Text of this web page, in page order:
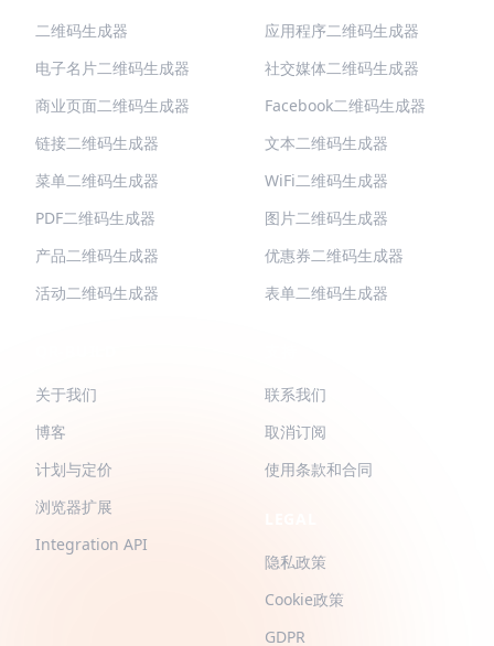
二维码生成器
电子名片二维码生成器
商业页面二维码生成器
链接二维码生成器
菜单二维码生成器
PDF二维码生成器
产品二维码生成器
活动二维码生成器
应用程序二维码生成器
社交媒体二维码生成器
Facebook二维码生成器
文本二维码生成器
WiFi二维码生成器
图片二维码生成器
优惠券二维码生成器
表单二维码生成器
关于我们
博客
计划与定价
浏览器扩展
Integration API
联系我们
取消订阅
使用条款和合同
隐私政策
Cookie政策
GDPR